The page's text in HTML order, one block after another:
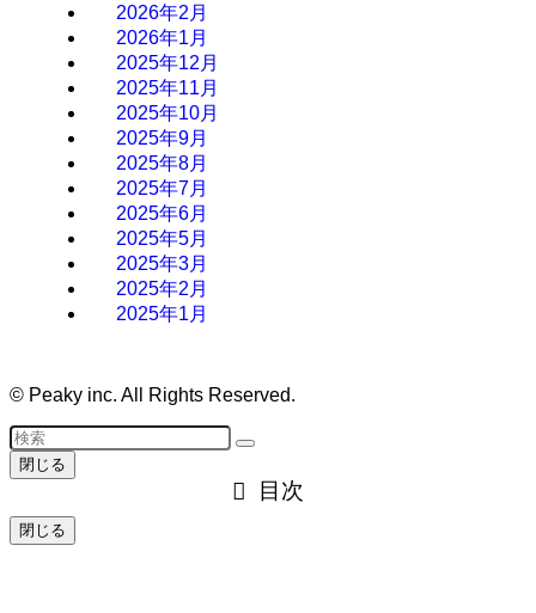
2026年2月
2026年1月
2025年12月
2025年11月
2025年10月
2025年9月
2025年8月
2025年7月
2025年6月
2025年5月
2025年3月
2025年2月
2025年1月
© Peaky inc. All Rights Reserved.
閉じる
目次
閉じる